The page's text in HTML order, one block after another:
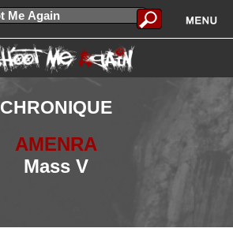
CHRONIQUE
AMENRA
Mass V